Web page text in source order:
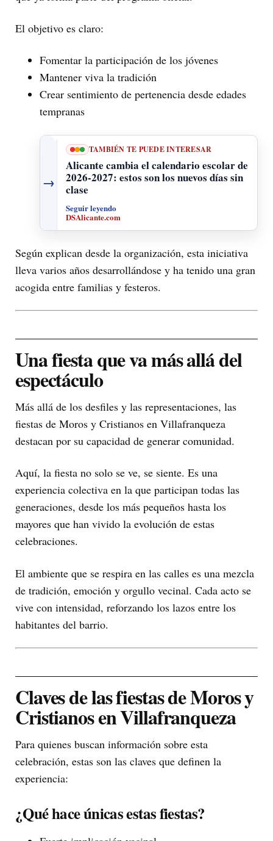
El objetivo es claro:
Fomentar la participación de los jóvenes
Mantener viva la tradición
Crear sentimiento de pertenencia desde edades
tempranas
→
TAMBIÉN TE PUEDE INTERESAR
Alicante cambia el calendario escolar de
2026-2027: estos son los nuevos días sin
clase
Seguir leyendo
DSAlicante.com
Según explican desde la organización, esta iniciativa
lleva varios años desarrollándose y ha tenido una gran
acogida entre familias y festeros.
Una fiesta que va más allá del
espectáculo
Más allá de los desfiles y las representaciones, las
fiestas de Moros y Cristianos en Villafranqueza
destacan por su capacidad de generar comunidad.
Aquí, la fiesta no solo se ve, se siente. Es una
experiencia colectiva en la que participan todas las
generaciones, desde los más pequeños hasta los
mayores que han vivido la evolución de estas
celebraciones.
El ambiente que se respira en las calles es una mezcla
de tradición, emoción y orgullo vecinal. Cada acto se
vive con intensidad, reforzando los lazos entre los
habitantes del barrio.
Claves de las fiestas de Moros y
Cristianos en Villafranqueza
Para quienes buscan información sobre esta
celebración, estas son las claves que definen la
experiencia:
¿Qué hace únicas estas fiestas?